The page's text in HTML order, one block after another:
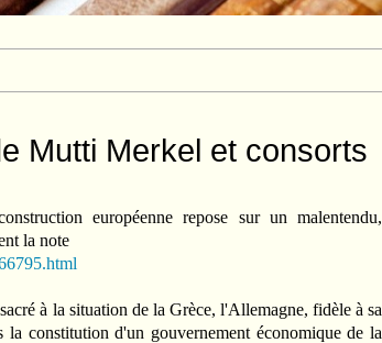
Mutti Merkel et consorts
européenne repose sur un malentendu,
la note
à la situation de la Grèce, l'Allemagne, fidèle à sa
constitution d'un gouvernement économique de la